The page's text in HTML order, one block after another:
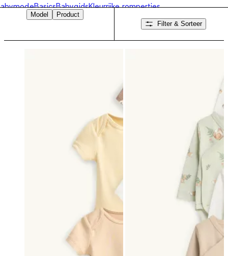
BasicsBabygidsKleurrijke rompertjes
Model
Product
Filter & Sorteer